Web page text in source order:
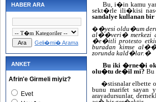
HABER ARA
Geli�mi� Arama
ANKET
Afrin'e Girmeli miyiz?
Evet
Bu, i�in kamu
sekt�rle ili�kisi
sandalye kullanan
��yesi oldu�um
al��veri� merkezi
�e�itli protesto
buradan kimse
zorunda kald�lar.�
Bu iki �rne�i
olu�tu de�il mi? Bu
�stisnalar elbette
bunu marifet sayan
arayadursunlar,